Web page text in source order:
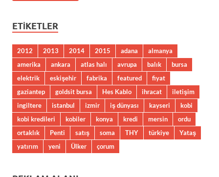
ETIKETLER
2012 2013 2014 2015 adana
almanya
amerika
ankara atlas halı avrupa balık
bursa
elektrik
eskişehir fabrika featured
fiyat
gaziantep
goldsit bursa Hes Kablo ihracat
iletişim
ingiltere
istanbul izmir iş dünyası kayseri
kobi
kobi kredileri
kobiler konya kredi mersin
ordu
ortaklık
Penti satış soma THY türkiye
Yataş
yatırım
yeni Ülker çorum